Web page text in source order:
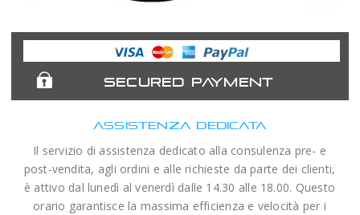
Expert
Telescopes
SECURED PAYMENT
ASSISTENZA DEDICATA
Il servizio di assistenza dedicato alla consulenza pre- e
post-vendita, agli ordini e alle richieste da parte dei clienti,
è attivo dal lunedì al venerdì dalle 14.30 alle 18.00. Questo
orario garantisce la massima efficienza e velocità per i